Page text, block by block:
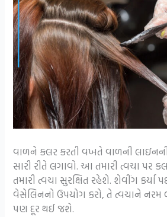
વાળને કલર કરતી વખતે વાળની
સારી રીતે લગાવો. આ તમારી ત્વચા પર
તમારી ત્વચા સુરક્ષિત રહેશે. શેવીંગ કર્યા
વેસેલિનનો ઉપયોગ કરો, તે ત્વચાને
પણ દૂર થઈ જશે.